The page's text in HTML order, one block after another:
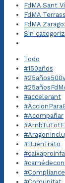
FdMA Sant
FdMA
FdMA
Sin
Todo
#150años
#accelerant
#Acompañar
#BuenTrato
#Compliance